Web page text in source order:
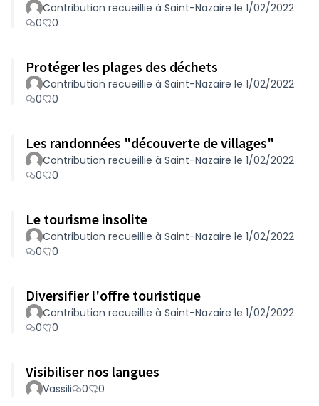
Contribution recueillie à Saint-Nazaire le 1/02/2022
0
0
Protéger les plages des déchets
Contribution recueillie à Saint-Nazaire le 1/02/2022
0
0
Les randonnées "découverte de villages"
Contribution recueillie à Saint-Nazaire le 1/02/2022
0
0
Le tourisme insolite
Contribution recueillie à Saint-Nazaire le 1/02/2022
0
0
Diversifier l'offre touristique
Contribution recueillie à Saint-Nazaire le 1/02/2022
0
0
Visibiliser nos langues
Vassili 0 0